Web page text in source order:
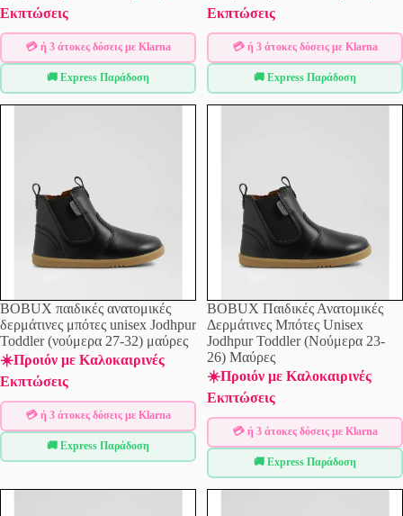
Εκπτώσεις
💳 ή 3 άτοκες δόσεις με Klarna
🚚 Express Παράδοση
Εκπτώσεις
💳 ή 3 άτοκες δόσεις με Klarna
🚚 Express Παράδοση
BOBUX παιδικές ανατομικές
δερμάτινες μπότες unisex Jodhpur
Toddler (νούμερα 27-32) μαύρες
☀️Προιόν με Καλοκαιρινές
Εκπτώσεις
💳 ή 3 άτοκες δόσεις με Klarna
🚚 Express Παράδοση
BOBUX Παιδικές Ανατομικές
Δερμάτινες Μπότες Unisex
Jodhpur Toddler (Νούμερα 23-
26) Μαύρες
☀️Προιόν με Καλοκαιρινές
Εκπτώσεις
💳 ή 3 άτοκες δόσεις με Klarna
🚚 Express Παράδοση